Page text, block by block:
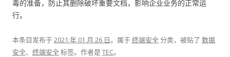
毒的准备，防止其删除破坏重要文档，影响企业业务的正常运
行。
本条目发布于2021 年 01 月 26 日。属于终端安全分类，被贴了 数据
安全、 终端安全标签。 作者是TEC。